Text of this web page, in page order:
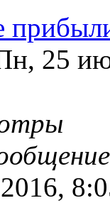
25